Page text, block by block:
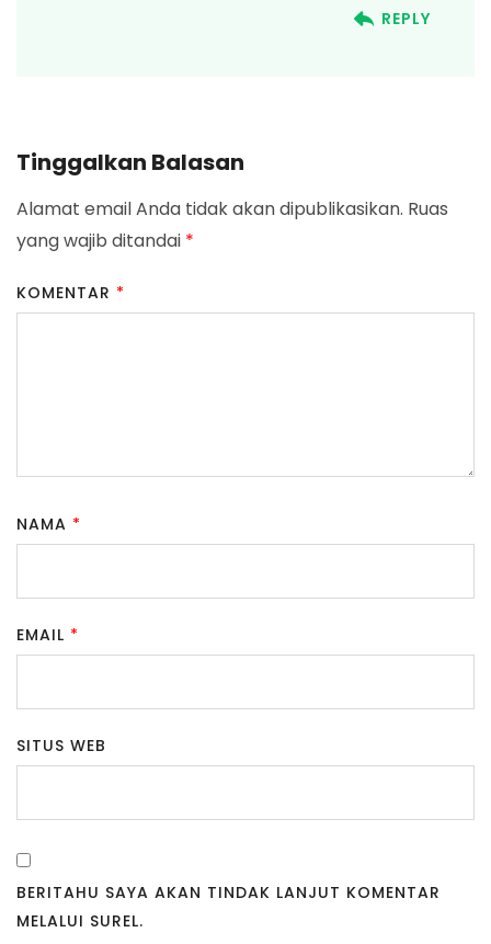
REPLY
Tinggalkan Balasan
Alamat email Anda tidak akan dipublikasikan. Ruas
yang wajib ditandai *
KOMENTAR *
NAMA *
EMAIL *
SITUS WEB
BERITAHU SAYA AKAN TINDAK LANJUT KOMENTAR
MELALUI SUREL.